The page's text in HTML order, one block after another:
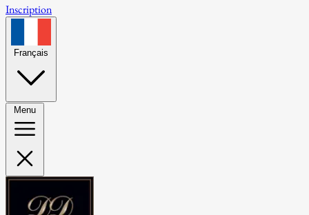
Inscription
Français
Menu